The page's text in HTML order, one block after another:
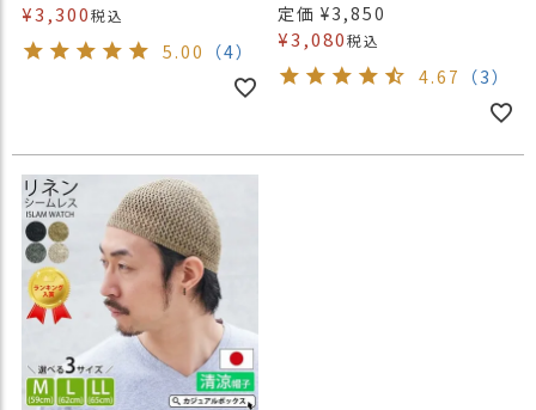
¥3,300税込
5.00 （4）
定価 ¥3,850
¥3,080税込
4.67 （3）